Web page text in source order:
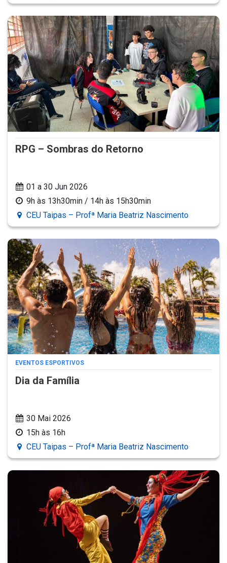
RPG – Sombras do Retorno
01 a 30 Jun 2026
9h às 13h30min / 14h às 15h30min
CEU Taipas – Profª Maria Beatriz Nascimento
EVENTOS ESPORTIVOS
Dia da Família
30 Mai 2026
15h às 16h
CEU Taipas – Profª Maria Beatriz Nascimento